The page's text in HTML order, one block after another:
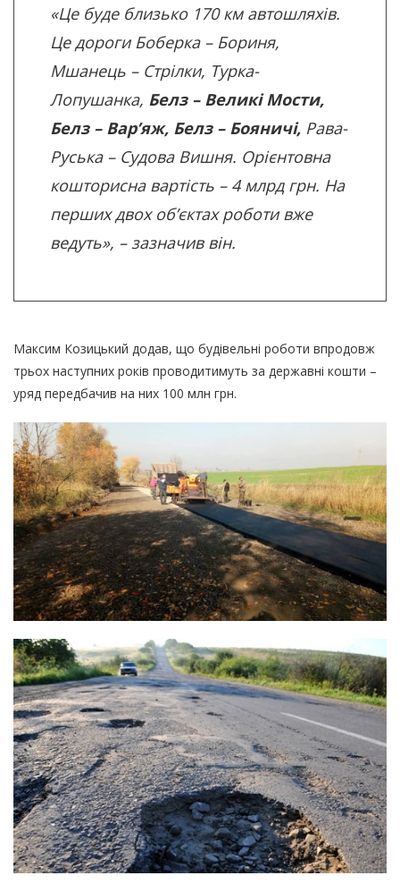
«Це буде близько 170 км автошляхів.
Це дороги Боберка – Бориня,
Мшанець – Стрілки, Турка-
Лопушанка, Белз – Великі Мости,
Белз – Вар’яж, Белз – Бояничі, Рава-
Руська – Судова Вишня. Орієнтовна
кошторисна вартість – 4 млрд грн. На
перших двох об’єктах роботи вже
ведуть», – зазначив він.
Максим Козицький додав, що будівельні роботи впродовж
трьох наступних років проводитимуть за державні кошти –
уряд передбачив на них 100 млн грн.